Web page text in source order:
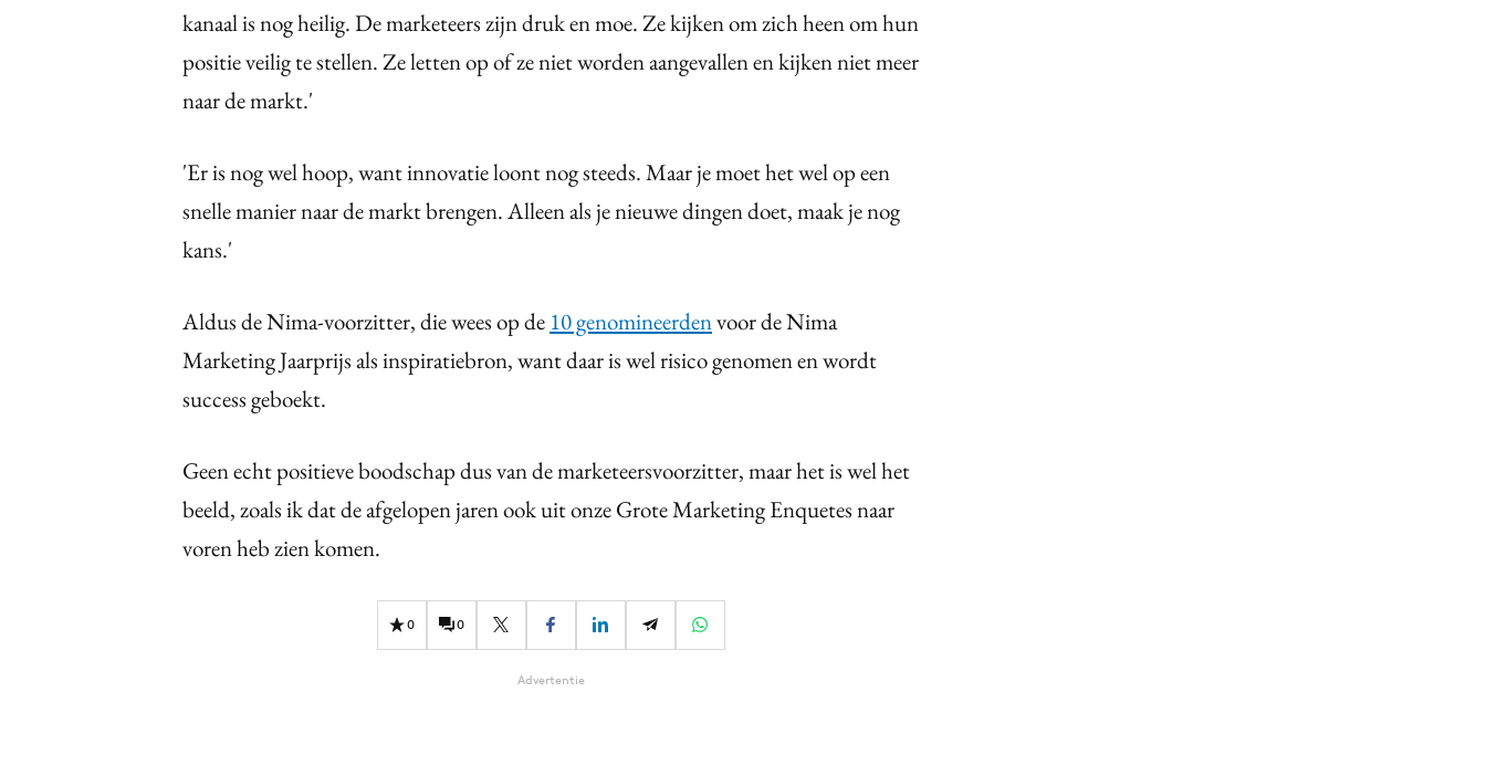
kanaal is nog heilig. De marketeers zijn druk en moe. Ze kijken om zich heen om hun
positie veilig te stellen. Ze letten op of ze niet worden aangevallen en kijken niet meer
naar de markt.'
'Er is nog wel hoop, want innovatie loont nog steeds. Maar je moet het wel op een
snelle manier naar de markt brengen. Alleen als je nieuwe dingen doet, maak je nog
kans.'
Aldus de Nima-voorzitter, die wees op de 10 genomineerdenvoor de Nima
Marketing Jaarprijs als inspiratiebron, want daar is wel risico genomen en wordt
success geboekt.
Geen echt positieve boodschap dus van de marketeersvoorzitter, maar het is wel het
beeld, zoals ik dat de afgelopen jaren ook uit onze Grote Marketing Enquetes naar
voren heb zien komen.
0 0
Advertentie